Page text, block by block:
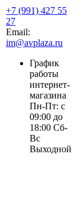
+7 (991) 427 55
27
Email:
im@avplaza.ru
График
работы
интернет-
магазина
Пн-Пт: с
09:00 до
18:00 Сб-
Вс
Выходной